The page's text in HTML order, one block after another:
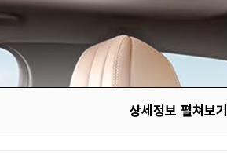
상세정보 펼쳐보기